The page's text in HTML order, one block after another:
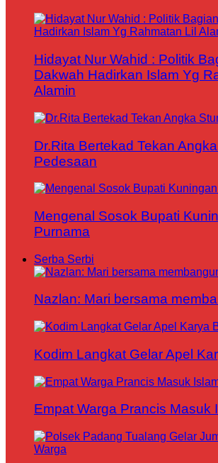
Hidayat Nur Wahid : Politik
Dakwah Hadirkan Islam Yg
Alamin
Dr.Rita Bertekad Tekan
Pedesaan
Mengenal Sosok Bupati
Purnama
Serba Serbi
Nazlan: Mari bersama
Kodim Langkat Gelar Apel
Empat Warga Prancis Masuk